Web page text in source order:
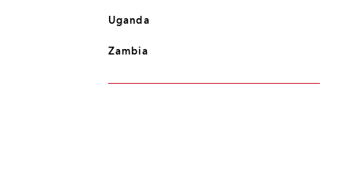
Uganda
Zambia